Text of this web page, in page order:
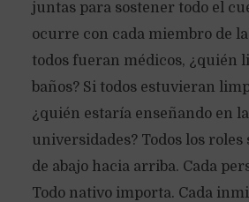
juntas para sostener todo el
ocurre con cada miembro de
todos fueran médicos, ¿quién
baños? Si todos estuvieran
¿quién estaría enseñando en
universidades? Todos los
de abajo hacia arriba. Cada
Todo nativo importa. Cada